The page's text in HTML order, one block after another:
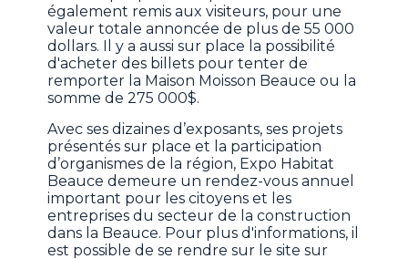
également remis aux visiteurs, pour une
valeur totale annoncée de plus de 55 000
dollars. Il y a aussi sur place la possibilité
d'acheter des billets pour tenter de
remporter la Maison Moisson Beauce ou la
somme de 275 000$.
Avec ses dizaines d’exposants, ses projets
présentés sur place et la participation
d’organismes de la région, Expo Habitat
Beauce demeure un rendez-vous annuel
important pour les citoyens et les
entreprises du secteur de la construction
dans la Beauce. Pour plus d'informations, il
est possible de se rendre sur le site sur